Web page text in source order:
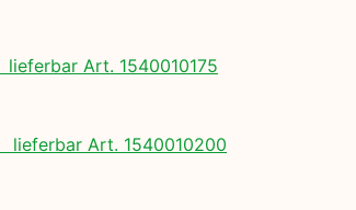
Art. 1540010175
Art. 1540010200